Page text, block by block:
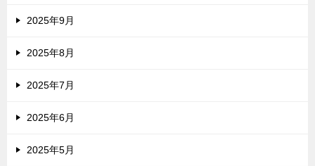
2025年9月
2025年8月
2025年7月
2025年6月
2025年5月